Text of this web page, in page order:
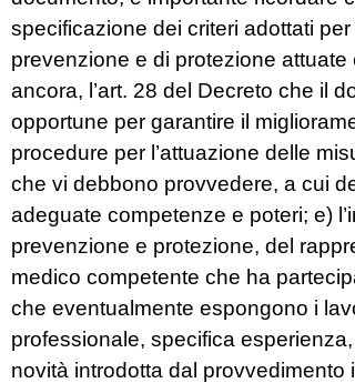
specificazione dei criteri adottati
prevenzione e di protezione
ancora, l’art. 28 del Decreto che il
opportune per garantire il
procedure per l’attuazione delle
che vi debbono provvedere, a cui
adeguate competenze e poteri; e)
prevenzione e protezione, del
medico competente che ha
che eventualmente espongono i
professionale, specifica
novità introdotta dal